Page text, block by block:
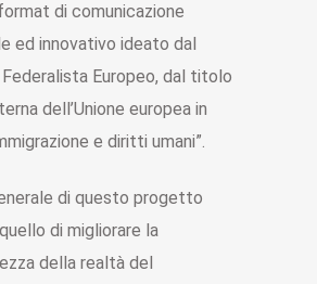
format di comunicazione
ed innovativo ideato dal
Europeo, dal titolo
dell’Unione europea in
e diritti umani”.
di questo progetto
di migliorare la
della realtà del